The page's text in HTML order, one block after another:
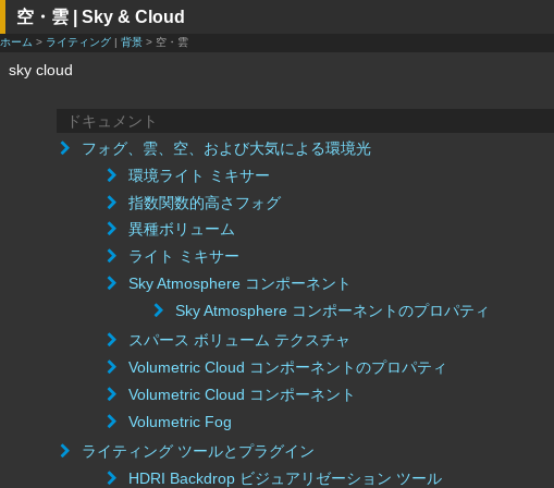
空・雲 | Sky & Cloud
ホーム > ライティング | 背景 > 空・雲
sky cloud
ドキュメント
フォグ、雲、空、および大気による環境光
環境ライト ミキサー
指数関数的高さフォグ
異種ボリューム
ライト ミキサー
Sky Atmosphere コンポーネント
Sky Atmosphere コンポーネントのプロパティ
スパース ボリューム テクスチャ
Volumetric Cloud コンポーネントのプロパティ
Volumetric Cloud コンポーネント
Volumetric Fog
ライティング ツールとプラグイン
HDRI Backdrop ビジュアリゼーション ツール